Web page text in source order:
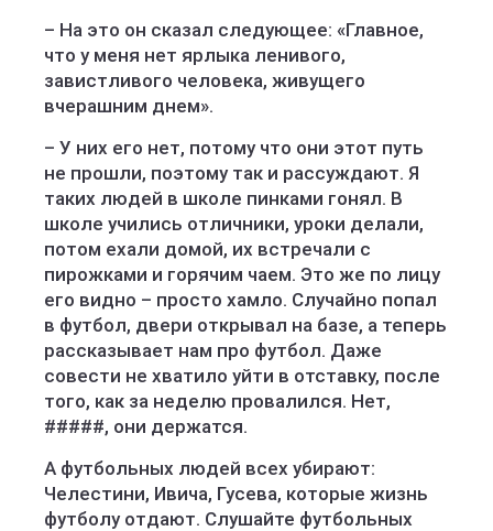
– На это он сказал следующее: «Главное,
что у меня нет ярлыка ленивого,
завистливого человека, живущего
вчерашним днем».
– У них его нет, потому что они этот путь
не прошли, поэтому так и рассуждают. Я
таких людей в школе пинками гонял. В
школе учились отличники, уроки делали,
потом ехали домой, их встречали с
пирожками и горячим чаем. Это же по лицу
его видно – просто хамло. Случайно попал
в футбол, двери открывал на базе, а теперь
рассказывает нам про футбол. Даже
совести не хватило уйти в отставку, после
того, как за неделю провалился. Нет,
#####, они держатся.
А футбольных людей всех убирают:
Челестини, Ивича, Гусева, которые жизнь
футболу отдают. Слушайте футбольных